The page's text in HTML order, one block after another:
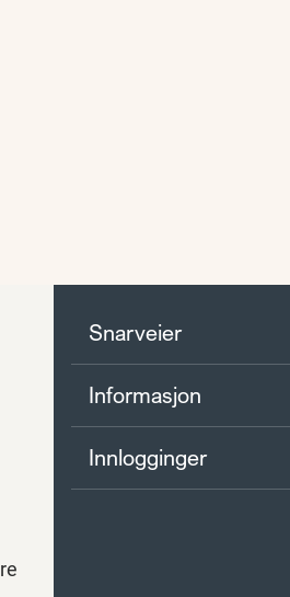
Snarveier
Informasjon
Innlogginger